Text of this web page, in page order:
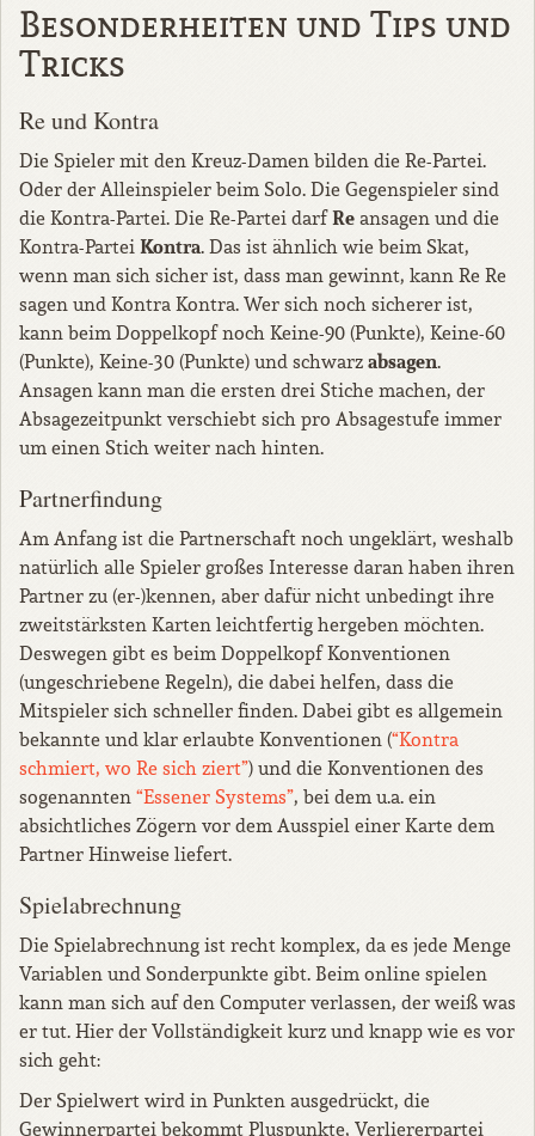
Besonderheiten und Tips und
Tricks
Re und Kontra
Die Spieler mit den Kreuz-Damen bilden die Re-Partei.
Oder der Alleinspieler beim Solo. Die Gegenspieler sind
die Kontra-Partei. Die Re-Partei darfRe ansagen und die
Kontra-Partei Kontra. Das ist ähnlich wie beim Skat,
wenn man sich sicher ist, dass man gewinnt, kann Re Re
sagen und Kontra Kontra. Wer sich noch sicherer ist,
kann beim Doppelkopf noch Keine-90 (Punkte), Keine-60
(Punkte), Keine-30 (Punkte) und schwarz absagen.
Ansagen kann man die ersten drei Stiche machen, der
Absagezeitpunkt verschiebt sich pro Absagestufe immer
um einen Stich weiter nach hinten.
Partnerfindung
Am Anfang ist die Partnerschaft noch ungeklärt, weshalb
natürlich alle Spieler großes Interesse daran haben ihren
Partner zu (er-)kennen, aber dafür nicht unbedingt ihre
zweitstärksten Karten leichtfertig hergeben möchten.
Deswegen gibt es beim Doppelkopf Konventionen
(ungeschriebene Regeln), die dabei helfen, dass die
Mitspieler sich schneller finden. Dabei gibt es allgemein
bekannte und klar erlaubte Konventionen (“Kontra
schmiert, wo Re sich ziert”) und die Konventionen des
sogenannten “Essener Systems”, bei dem u.a. ein
absichtliches Zögern vor dem Ausspiel einer Karte dem
Partner Hinweise liefert.
Spielabrechnung
Die Spielabrechnung ist recht komplex, da es jede Menge
Variablen und Sonderpunkte gibt. Beim online spielen
kann man sich auf den Computer verlassen, der weiß was
er tut. Hier der Vollständigkeit kurz und knapp wie es vor
sich geht:
Der Spielwert wird in Punkten ausgedrückt, die
Gewinnerpartei bekommt Pluspunkte, Verliererpartei